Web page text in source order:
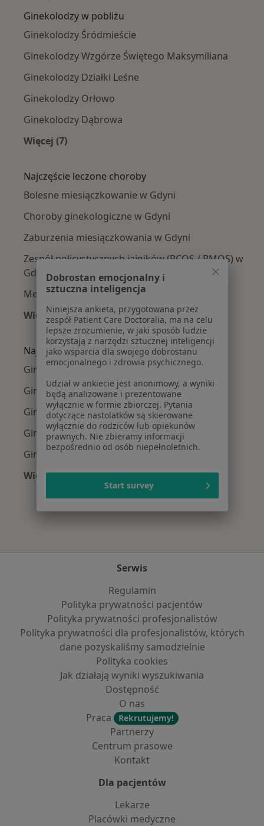
Ginekolodzy w pobliżu
Ginekolodzy Śródmieście
Ginekolodzy Wzgórze Świętego Maksymiliana
Ginekolodzy Działki Leśne
Ginekolodzy Orłowo
Ginekolodzy Dąbrowa
Więcej (7)
Najczęście leczone choroby
Bolesne miesiączkowanie w Gdyni
Choroby ginekologiczne w Gdyni
Zaburzenia miesiączkowania w Gdyni
Zespół policystycznych jajników (PCOS / PMOS) w
Gdyni
Menopauza w Gdyni
Więcej (15)
Więcej w kategorii: Najczęście leczone
Najpopularniejsze ubezpieczenia
Ginekolodzy z Medicover w Gdyni
Ginekolodzy z TU Zdrowie w Gdyni
Ginekolodzy z Allianz w Gdyni
Ginekolodzy z Signal Iduna w Gdyni
Ginekolodzy z Compensa w Gdyni
Więcej (6)
Więcej w kategorii: Najpopularniejsze
Serwis
Regulamin
Polityka prywatności pacjentów
Polityka prywatności profesjonalistów
Polityka prywatności dla profesjonalistów, których
dane pozyskaliśmy samodzielnie
Polityka cookies
Jak działają wyniki wyszukiwania
Dostępność
O nas
Praca
Rekrutujemy!
Partnerzy
Centrum prasowe
Kontakt
Dla pacjentów
Lekarze
Placówki medyczne
Dobrostan emocjonalny i
sztuczna inteligencja
Niniejsza ankieta, przygotowana przez
zespół Patient Care Doctoralia, ma na celu
lepsze zrozumienie, w jaki sposób ludzie
korzystają z narzędzi sztucznej inteligencji
jako wsparcia dla swojego dobrostanu
emocjonalnego i zdrowia psychicznego.
Udział w ankiecie jest anonimowy, a wyniki
będą analizowane i prezentowane
wyłącznie w formie zbiorczej. Pytania
dotyczące nastolatków są skierowane
wyłącznie do rodziców lub opiekunów
prawnych. Nie zbieramy informacji
bezpośrednio od osób niepełnoletnich.
Start survey